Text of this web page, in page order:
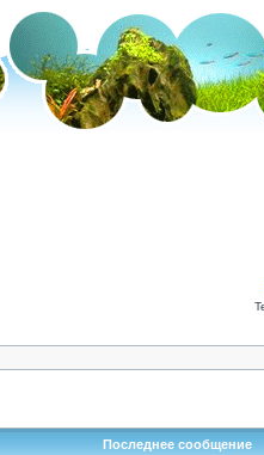
Последнее сообщение